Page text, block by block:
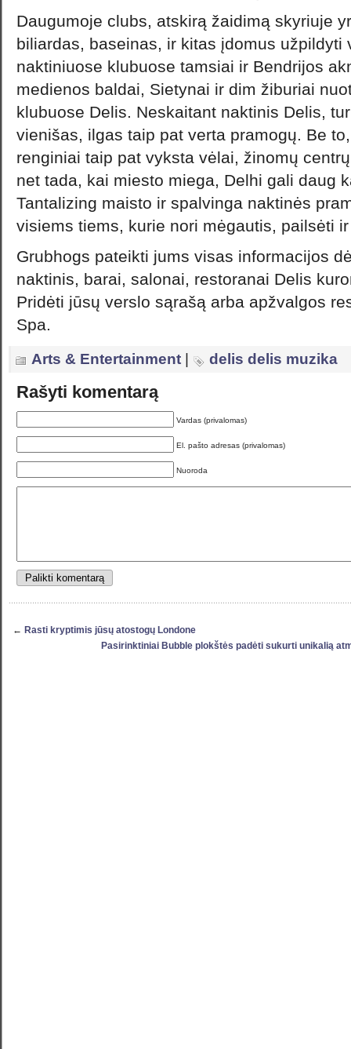
Daugumoje clubs, atskirą žaidimą skyriuje
biliardas, baseinas, ir kitas įdomus užpildyti
naktiniuose klubuose tamsiai ir Bendrijos
medienos baldai, Sietynai ir dim žiburiai
klubuose Delis. Neskaitant naktinis Delis,
vienišas, ilgas taip pat verta pramogų. Be
renginiai taip pat vyksta vėlai, žinomų
net tada, kai miesto miega, Delhi gali daug
Tantalizing maisto ir spalvinga naktinės
visiems tiems, kurie nori mėgautis, pailsėti
Grubhogs pateikti jums visas informacijos
naktinis, barai, salonai, restoranai Delis
Pridėti jūsų verslo sąrašą arba apžvalgos
Spa.
Arts & Entertainment delis delis muzika
Rašyti komentarą
Vardas (privalomas)
El. pašto adresas (privalomas)
Nuoroda
← Rasti kryptimis jūsų atostogų Londone
Pasirinktiniai Bubble plokštės padėti sukurti unikalią